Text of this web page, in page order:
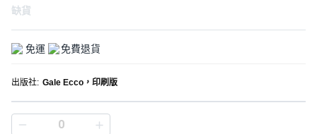
缺貨
免運 免費退貨
出版社: Gale Ecco，印刷版